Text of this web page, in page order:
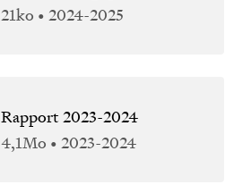
21ko • 2024-2025
Rapport 2023-2024
4,1Mo • 2023-2024